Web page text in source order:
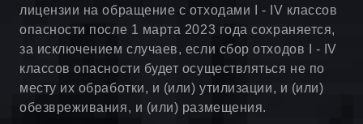
лицензии на обращение с отходами I - IV классов
опасности после 1 марта 2023 года сохраняется,
за исключением случаев, если сбор отходов I - IV
классов опасности будет осуществляться не по
месту их обработки, и (или) утилизации, и (или)
обезвреживания, и (или) размещения.